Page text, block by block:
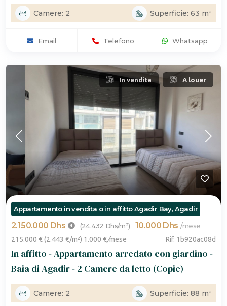
Camere: 2 Superficie: 63 m²
Email Telefono Whatsapp
In vendita A louer
Appartamento in vendita o in affitto Agadir Bay, Agadir
2.150.000 Dhs (24.432 Dhs/m²) 10.000 Dhs /mese
215.000 € (2.443 €/m²) 1.000 €/mese Rif. 1b920ac08d
In affitto - Appartamento arredato con giardino -
Baia di Agadir - 2 Camere da letto (Copie)
Camere: 2 Superficie: 88 m²